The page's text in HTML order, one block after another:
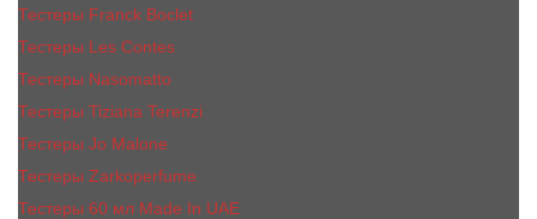
Тестеры Franck Boclet
Тестеры Les Contes
Тестеры Nasomatto
Тестеры Tiziana Terenzi
Тестеры Jо Malоnе
Тестеры Zarkoperfume
Тестеры 60 мл Made In UAE